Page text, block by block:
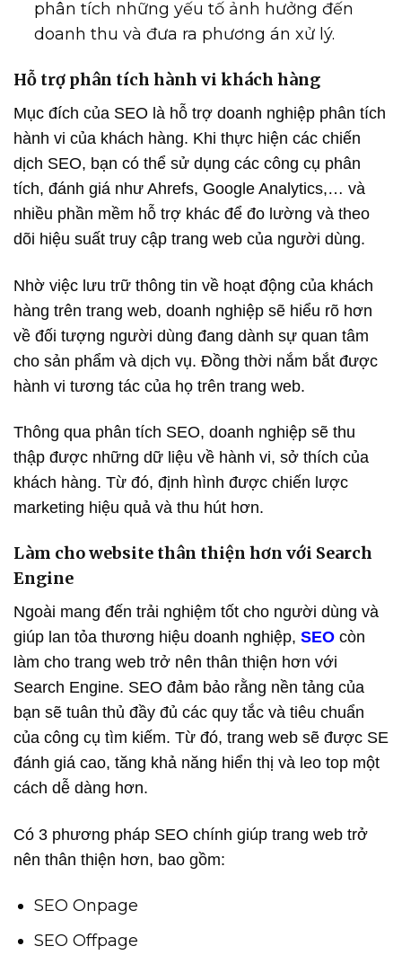
phân tích những yếu tố ảnh hưởng đến
doanh thu và đưa ra phương án xử lý.
Hỗ trợ phân tích hành vi khách hàng
Mục đích của SEO là hỗ trợ doanh nghiệp phân tích
hành vi của khách hàng. Khi thực hiện các chiến
dịch SEO, bạn có thể sử dụng các công cụ phân
tích, đánh giá như Ahrefs, Google Analytics,… và
nhiều phần mềm hỗ trợ khác để đo lường và theo
dõi hiệu suất truy cập trang web của người dùng.
Nhờ việc lưu trữ thông tin về hoạt động của khách
hàng trên trang web, doanh nghiệp sẽ hiểu rõ hơn
về đối tượng người dùng đang dành sự quan tâm
cho sản phẩm và dịch vụ. Đồng thời nắm bắt được
hành vi tương tác của họ trên trang web.
Thông qua phân tích SEO, doanh nghiệp sẽ thu
thập được những dữ liệu về hành vi, sở thích của
khách hàng. Từ đó, định hình được chiến lược
marketing hiệu quả và thu hút hơn.
Làm cho website thân thiện hơn với Search
Engine
Ngoài mang đến trải nghiệm tốt cho người dùng và
giúp lan tỏa thương hiệu doanh nghiệp, SEO còn
làm cho trang web trở nên thân thiện hơn với
Search Engine. SEO đảm bảo rằng nền tảng của
bạn sẽ tuân thủ đầy đủ các quy tắc và tiêu chuẩn
của công cụ tìm kiếm. Từ đó, trang web sẽ được SE
đánh giá cao, tăng khả năng hiển thị và leo top một
cách dễ dàng hơn.
Có 3 phương pháp SEO chính giúp trang web trở
nên thân thiện hơn, bao gồm:
SEO Onpage
SEO Offpage